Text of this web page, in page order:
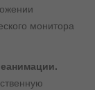
монитора